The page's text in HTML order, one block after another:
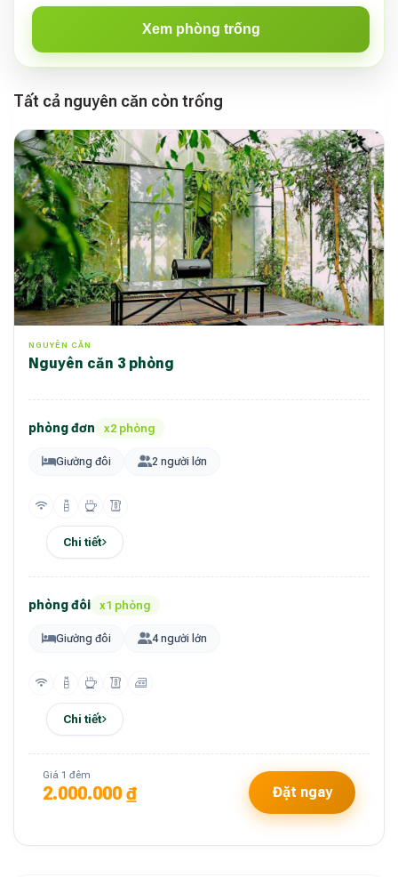
Xem phòng trống
Tất cả nguyên căn còn trống
NGUYÊN CĂN
Nguyên căn 3 phòng
phòng đơn x2 phòng
Giường đôi 2 người lớn
Chi tiết
phòng đôi x1 phòng
Giường đôi 4 người lớn
Chi tiết
Giá 1 đêm
2.000.000 ₫ Đặt ngay